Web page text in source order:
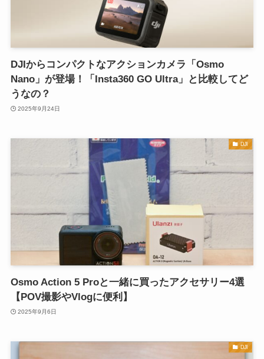
DJIからコンパクトなアクションカメラ「Osmo
Nano」が登場！「Insta360 GO Ultra」と比較してど
うなの？
2025年9月24日
DJI
Osmo Action 5 Proと一緒に買ったアクセサリー4選
【POV撮影やVlogに便利】
2025年9月6日
DJI